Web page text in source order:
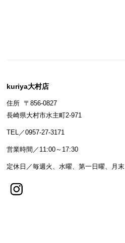
kuriya大村店
住所 〒856-0827
長崎県大村市水主町2-971
TEL／0957-27-3171
営業時間／11:00～17:30
定休日／毎週火、水曜、第一日曜、月末